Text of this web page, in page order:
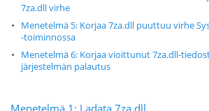
7za.dll virhe
Menetelmä 5: Korjaa 7za.dll puuttuu virhe
-toiminnossa
Menetelmä 6: Korjaa vioittunut 7za.dll-
järjestelmän palautus